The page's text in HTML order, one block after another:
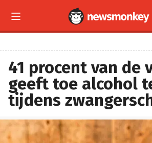

41 procent van de
geeft toe alcohol
tijdens